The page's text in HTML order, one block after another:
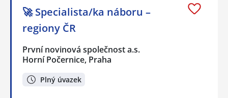
🚀 Specialista/ka náboru –
regiony ČR
První novinová společnost a.s.
Horní Počernice, Praha
Plný úvazek